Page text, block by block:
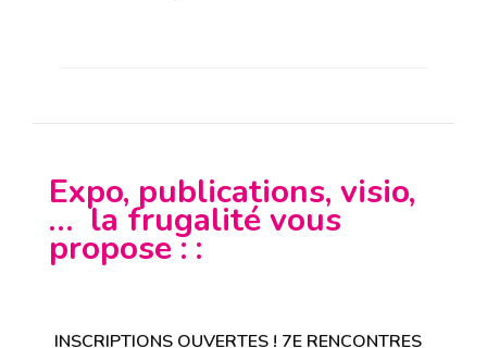
Expo, publications, visio,
… la frugalité vous
propose : :
INSCRIPTIONS OUVERTES ! 7E RENCONTRES